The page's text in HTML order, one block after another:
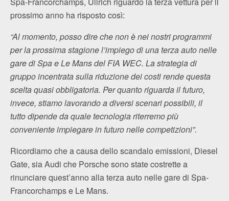
prossimo anno ha risposto così:
“Al momento, posso dire che non è nei nostri programmi
per la prossima stagione l’impiego di una terza auto nelle
gare di Spa e Le Mans del FIA WEC. La strategia di
gruppo incentrata sulla riduzione dei costi rende questa
scelta quasi obbligatoria. Per quanto riguarda il futuro,
invece, stiamo lavorando a diversi scenari possibili, il
tutto dipende da quale tecnologia riterremo più
conveniente impiegare in futuro nelle competizioni”.
Ricordiamo che a causa dello scandalo emissioni, Diesel
Gate, sia Audi che Porsche sono state costrette a
rinunciare quest’anno alla terza auto nelle gare di Spa-
Francorchamps e Le Mans.